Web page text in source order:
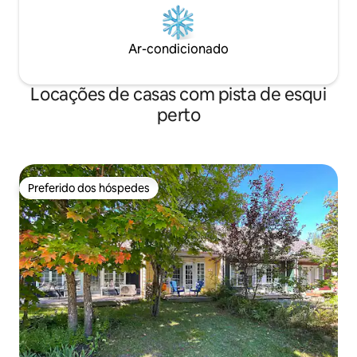
Ar-condicionado
Locações de casas com pista de esqui
perto
Preferido dos hóspedes
Preferido dos hóspedes